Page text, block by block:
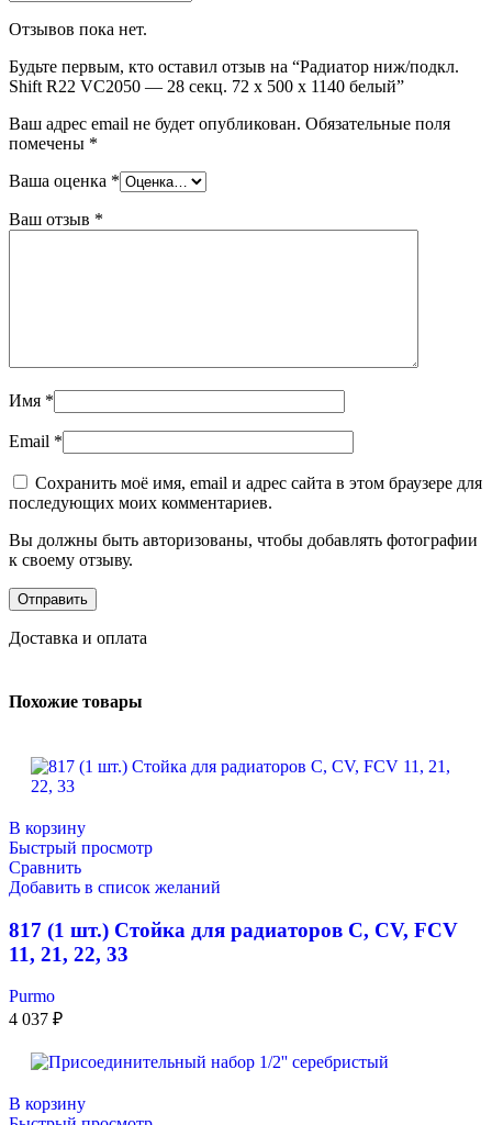
Отзывов пока нет.
Будьте первым, кто оставил отзыв на “Радиатор ниж/подкл.
Shift R22 VC2050 — 28 секц. 72 х 500 х 1140 белый”
Ваш адрес email не будет опубликован. Обязательные поля
помечены *
Ваша оценка *
Ваш отзыв *
Имя *
Email *
Сохранить моё имя, email и адрес сайта в этом браузере для
последующих моих комментариев.
Вы должны быть авторизованы, чтобы добавлять фотографии
к своему отзыву.
Доставка и оплата
Похожие товары
В корзину
Быстрый просмотр
Сравнить
Добавить в список желаний
817 (1 шт.) Стойка для радиаторов C, CV, FCV
11, 21, 22, 33
Purmo
4 037 ₽
В корзину